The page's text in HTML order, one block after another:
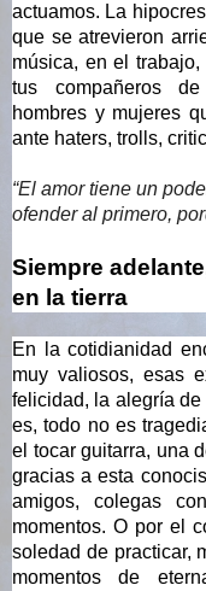
actuamos. La
que se atrevieron
música, en el
tus compañeros
hombres y mujeres
ante haters, trolls,
“El amor tiene un
ofender al primero,
Siempre
en la tierra
En la cotidianidad
muy valiosos, esas
felicidad, la alegría
es, todo no es
el tocar guitarra, una
gracias a esta
amigos, colegas
momentos. O por el
soledad de practicar,
momentos de